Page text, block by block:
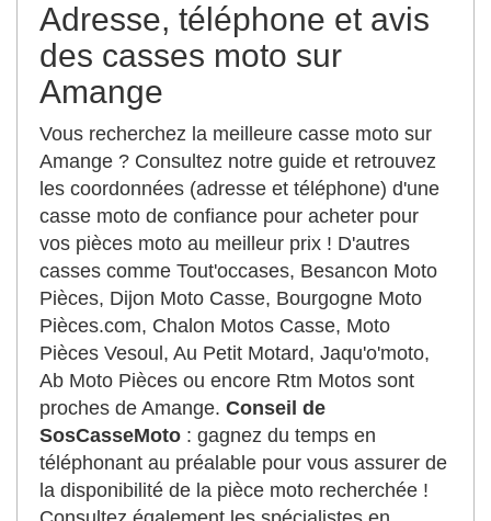
Adresse, téléphone et avis
des casses moto sur
Amange
Vous recherchez la meilleure casse moto sur
Amange ? Consultez notre guide et retrouvez
les coordonnées (adresse et téléphone) d'une
casse moto de confiance pour acheter pour
vos pièces moto au meilleur prix ! D'autres
casses comme Tout'occases, Besancon Moto
Pièces, Dijon Moto Casse, Bourgogne Moto
Pièces.com, Chalon Motos Casse, Moto
Pièces Vesoul, Au Petit Motard, Jaqu'o'moto,
Ab Moto Pièces ou encore Rtm Motos sont
proches de Amange. Conseil de
SosCasseMoto : gagnez du temps en
téléphonant au préalable pour vous assurer de
la disponibilité de la pièce moto recherchée !